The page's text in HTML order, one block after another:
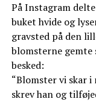
På Instagram
buket hvide og
gravsted på den
blomsterne
besked:
“Blomster vi skar
skrev han og